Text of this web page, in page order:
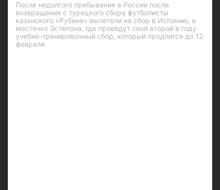
После недолгого пребывания в России после
возвращения с турецкого сбора футболисты
казанского «Рубина» вылетели на сбор в Испанию, в
местечко Эстепона, где проведут свой второй в году
учебно-тренировочный сбор, который продлится до 12
февраля.